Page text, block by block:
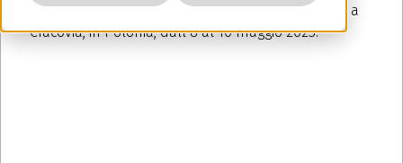
Members Meeting di Legalmondo che avrà luogo a
Cracovia, in Polonia, dall’8 al 10 maggio 2025.